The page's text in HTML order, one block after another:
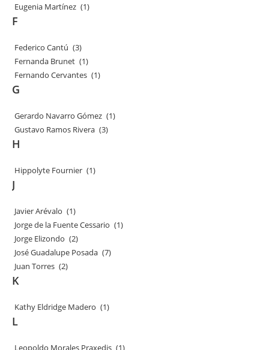
Eugenia Martínez (1)
F
Federico Cantú (3)
Fernanda Brunet (1)
Fernando Cervantes (1)
G
Gerardo Navarro Gómez (1)
Gustavo Ramos Rivera (3)
H
Hippolyte Fournier (1)
J
Javier Arévalo (1)
Jorge de la Fuente Cessario (1)
Jorge Elizondo (2)
José Guadalupe Posada (7)
Juan Torres (2)
K
Kathy Eldridge Madero (1)
L
Leopoldo Morales Praxedis (1)